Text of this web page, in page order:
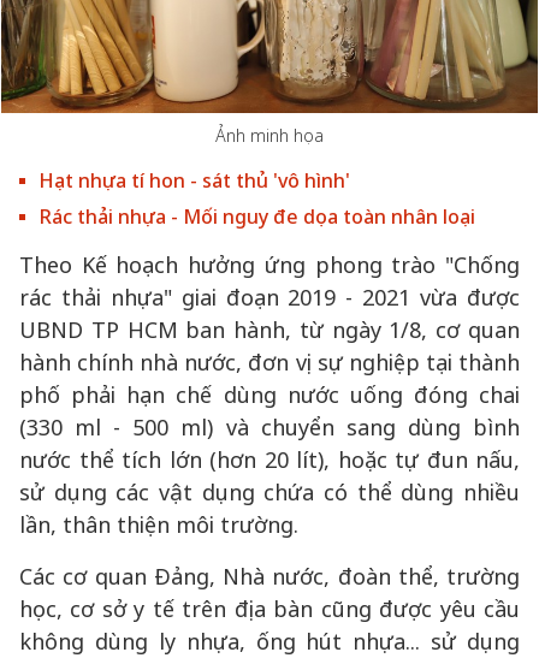
Ảnh minh họa
Hạt nhựa tí hon - sát thủ 'vô hình'
Rác thải nhựa - Mối nguy đe dọa toàn nhân loại
Theo Kế hoạch hưởng ứng phong trào "Chống
rác thải nhựa" giai đoạn 2019 - 2021 vừa được
UBND TP HCM ban hành, từ ngày 1/8, cơ quan
hành chính nhà nước, đơn vị sự nghiệp tại thành
phố phải hạn chế dùng nước uống đóng chai
(330 ml - 500 ml) và chuyển sang dùng bình
nước thể tích lớn (hơn 20 lít), hoặc tự đun nấu,
sử dụng các vật dụng chứa có thể dùng nhiều
lần, thân thiện môi trường.
Các cơ quan Đảng, Nhà nước, đoàn thể, trường
học, cơ sở y tế trên địa bàn cũng được yêu cầu
không dùng ly nhựa, ống hút nhựa... sử dụng